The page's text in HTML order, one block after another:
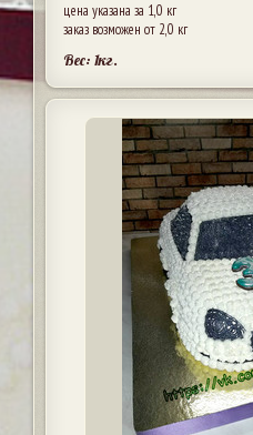
цена указана за 1,0 кг
заказ возможен от 2,0 кг
Вес: 1кг.